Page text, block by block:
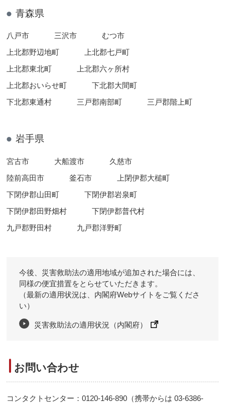
青森県
八戸市 三沢市
むつ市
上北郡野辺地町
上北郡七戸町
上北郡東北町
上北郡六ヶ所村
上北郡おいらせ町
下北郡大間町
下北郡東通村
三戸郡南部町 三戸郡階上町
岩手県
宮古市 大船渡市
久慈市
陸前高田市
釜石市
上閉伊郡大槌町
下閉伊郡山田町
下閉伊郡岩泉町
下閉伊郡田野畑村
下閉伊郡普代村
九戸郡野田村
九戸郡洋野町
今後、災害救助法の適用地域が追加された場合には、
同様の便宜措置をとらせていただきます。
（最新の適用状況は、内閣府Webサイトをご覧くださ
い）
災害救助法の適用状況（内閣府）
お問い合わせ
コンタクトセンター：0120-146-890（携帯からは 03-6386-